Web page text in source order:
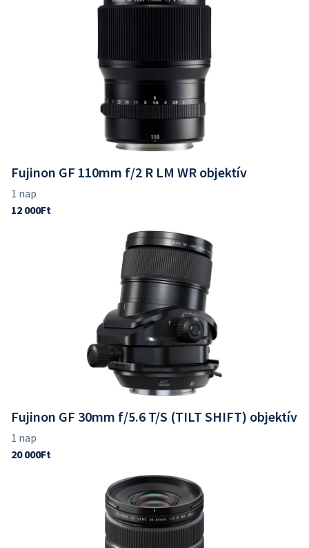
Fujinon GF 110mm f/2 R LM WR objektív
Fujinon GF 30mm f/5.6 T/S (TILT SHIFT) objektív